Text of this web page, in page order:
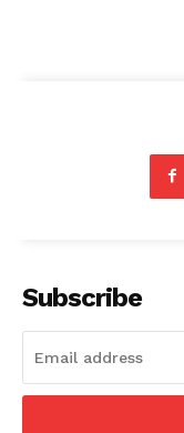
Subscribe